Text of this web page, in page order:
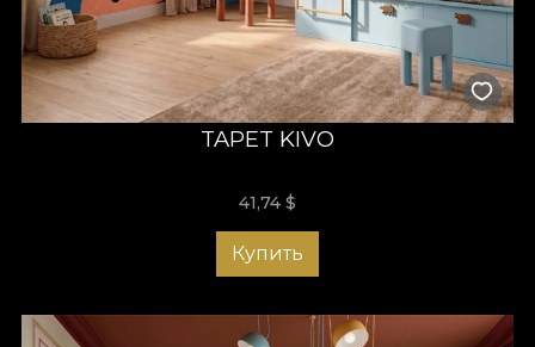
TAPET KIVO
41,74 $
Купить